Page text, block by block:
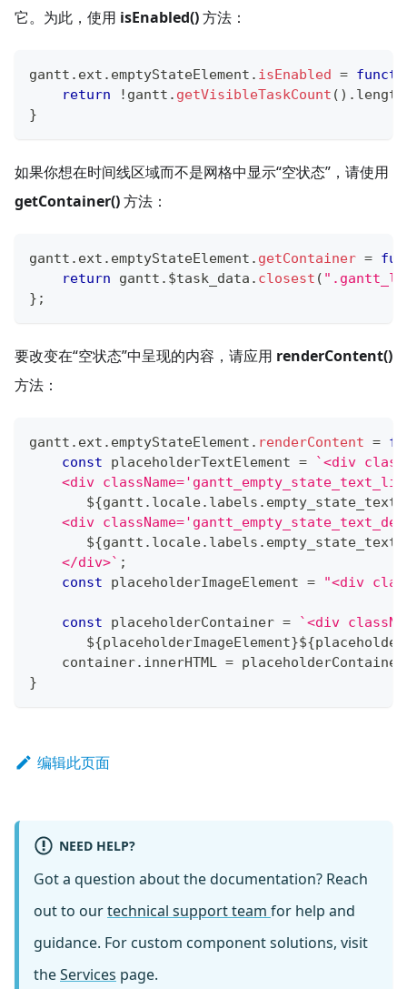
它。为此，使用 isEnabled()方法：
gantt . ext . emptyStateElement . isEnabled =
return
! gantt . getVisibleTaskCount ( ) . length
}
如果你想在时间线区域而不是网格中显示“空状态”，请使用
getContainer()方法：
gantt . ext . emptyStateElement . getContainer =
return gantt . $task_data . closest (
} ;
要改变在“空状态”中呈现的内容，请应用 renderContent()
方法：
gantt . ext . emptyStateElement . renderContent =
const placeholderTextElement = `<div
<div
${gantt . locale. labels .
<div
${gantt . locale. labels .
    </div>
` ;
const placeholderImageElement = "<div
const placeholderContainer = `<div
${placeholderImageElement}${
    container
. innerHTML = placeholderContainer
}
编辑此页面
NEED HELP?
Got a question about the documentation? Reach
out to ourtechnical support team for help and
guidance. For custom component solutions, visit
theServices page.